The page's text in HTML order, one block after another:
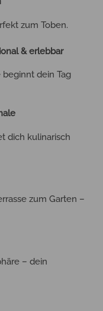
zum Toben.
& erlebbar
dein Tag
dich kulinarisch
zum Garten –
– dein